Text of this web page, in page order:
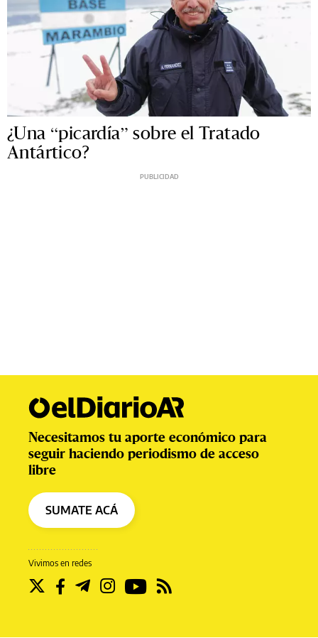
¿Una “picardía” sobre el Tratado
Antártico?
Vivimos en redes
Necesitamos tu aporte económico para
seguir haciendo periodismo de acceso
libre
SUMATE ACÁ